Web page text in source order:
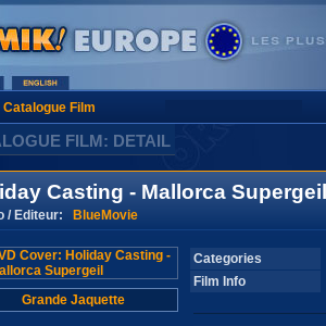
Catalogue Film
FILM: DETAIL
Casting - Mallorca Supergeil
/ Editeur: BlueMovie
Grande Jaquette
Categories
Film Info